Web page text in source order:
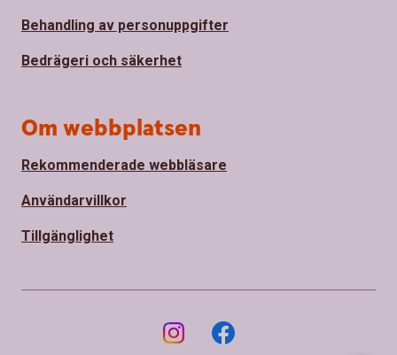
Behandling av personuppgifter
Bedrägeri och säkerhet
Om webbplatsen
Rekommenderade webbläsare
Användarvillkor
Tillgänglighet